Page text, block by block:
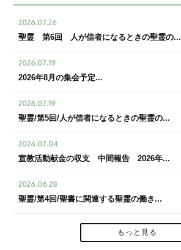
2026.07.26
聖霊 第6回 人が信者になるときの聖霊の...
2026.07.19
2026年8月の集会予定...
2026.07.19
聖霊/第5回/人が信者になるときの聖霊の...
2026.07.04
宣教活動献金の収支 中間報告 2026年...
2026.06.28
聖霊/第4回/聖書に関連する聖霊の働き...
もっと見る